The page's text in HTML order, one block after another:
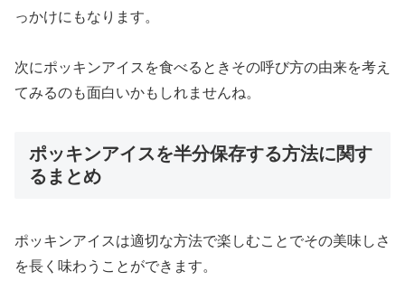
っかけにもなります。
次にポッキンアイスを食べるときその呼び方の由来を考え
てみるのも面白いかもしれませんね。
ポッキンアイスを半分保存する方法に関す
るまとめ
ポッキンアイスは適切な方法で楽しむことでその美味しさ
を長く味わうことができます。